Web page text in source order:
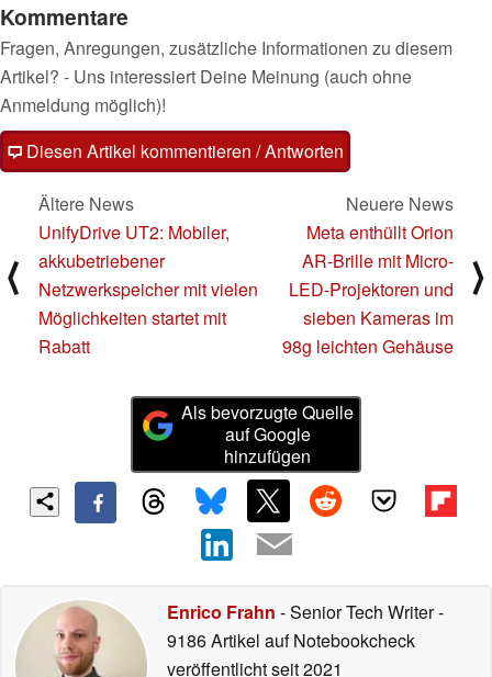
Kommentare
Fragen, Anregungen, zusätzliche Informationen zu diesem
Artikel? - Uns interessiert Deine Meinung (auch ohne
Anmeldung möglich)!
Diesen Artikel kommentieren / Antworten
⟨
Ältere News
UnifyDrive UT2: Mobiler,
akkubetriebener
Netzwerkspeicher mit vielen
Möglichkeiten startet mit
Rabatt
Neuere News
Meta enthüllt Orion
AR-Brille mit Micro-
LED-Projektoren und
sieben Kameras im
98g leichten Gehäuse
⟩
Als bevorzugte Quelle
auf Google
hinzufügen
Enrico Frahn - Senior Tech Writer-
9186 Artikel auf Notebookcheck
veröffentlichtseit 2021